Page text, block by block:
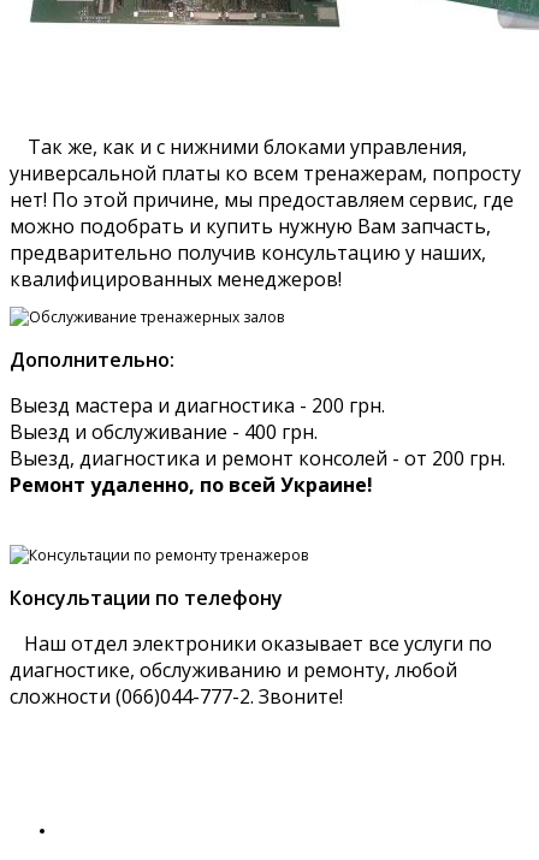
Так же, как и с нижними блоками управления,
универсальной платы ко всем тренажерам, попросту
нет! По этой причине, мы предоставляем сервис, где
можно подобрать и купить нужную Вам запчасть,
предварительно получив консультацию у наших,
квалифицированных менеджеров!
Дополнительно:
Выезд мастера и диагностика - 200 грн.
Выезд и обслуживание - 400 грн.
Выезд, диагностика и ремонт консолей - от 200 грн.
Ремонт удаленно, по всей Украине!
Консультации по телефону
Наш отдел электроники оказывает все услуги по
диагностике, обслуживанию и ремонту, любой
сложности (066)044-777-2. Звоните!